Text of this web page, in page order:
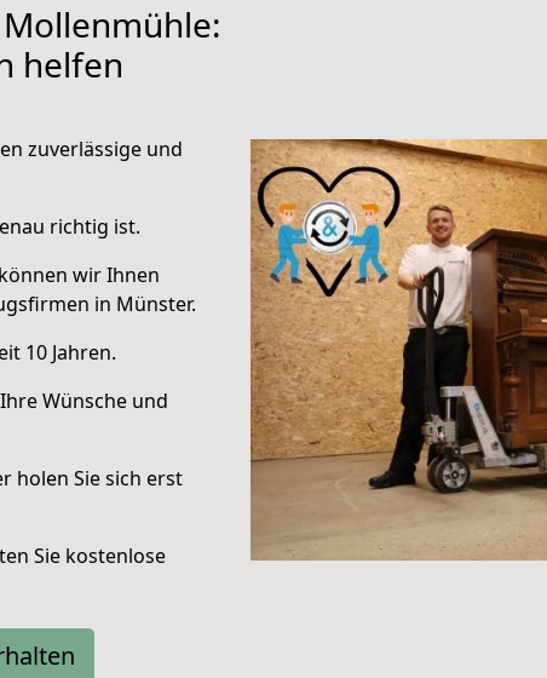
helfen
zuverlässige und
richtig ist.
wir Ihnen
in Münster.
10 Jahren.
Wünsche und
holen Sie sich erst
Sie kostenlose